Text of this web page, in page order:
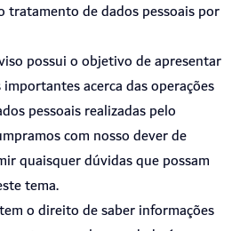
tratamento de dados pessoais por
possui o objetivo de apresentar
acerca das operações
pessoais realizadas pelo
com nosso dever de
quaisquer dúvidas que possam
tema.
o direito de saber informações